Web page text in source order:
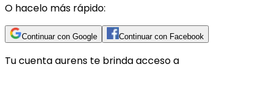
O hacelo más rápido:
Continuar con Google Continuar con Facebook
Tu cuentaaurens te brinda acceso a